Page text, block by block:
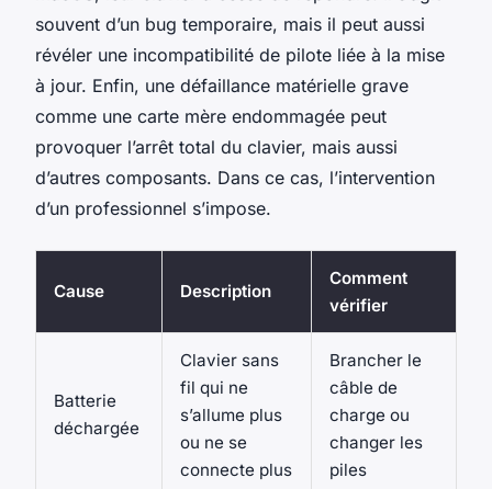
souvent d’un bug temporaire, mais il peut aussi
révéler une incompatibilité de pilote liée à la mise
à jour. Enfin, une défaillance matérielle grave
comme une carte mère endommagée peut
provoquer l’arrêt total du clavier, mais aussi
d’autres composants. Dans ce cas, l’intervention
d’un professionnel s’impose.
Cause Description
Comment
vérifier
Batterie
déchargée
Clavier sans
fil qui ne
s’allume plus
ou ne se
connecte plus
Brancher le
câble de
charge ou
changer les
piles